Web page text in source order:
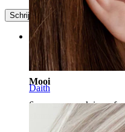
Daith
Schrijf een review
Rating
Mooi
6 mm voor rook is
glanzend.